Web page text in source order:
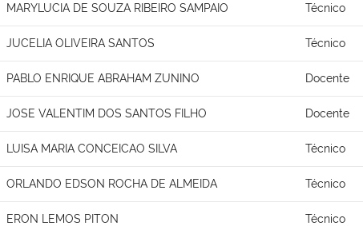
MARYLUCIA DE SOUZA RIBEIRO SAMPAIO Técnico
JUCELIA OLIVEIRA SANTOS Técnico
PABLO ENRIQUE ABRAHAM ZUNINO Docente
JOSE VALENTIM DOS SANTOS FILHO Docente
LUISA MARIA CONCEICAO SILVA Técnico
ORLANDO EDSON ROCHA DE ALMEIDA Técnico
ERON LEMOS PITON Técnico